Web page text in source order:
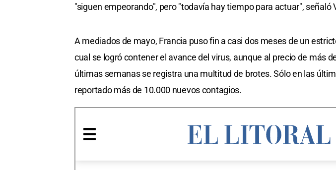
"siguen empeorando", pero "todavía hay tiempo para actuar", señaló
A mediados de mayo, Francia puso fin a casi dos meses de un
cual se logró contener el avance del virus, aunque al precio de más
últimas semanas se registra una multitud de brotes. Sólo en las
reportado más de 10.000 nuevos contagios.